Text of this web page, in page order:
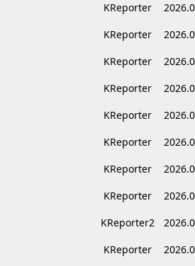
KReporter
KReporter
KReporter
KReporter
KReporter
KReporter
KReporter
KReporter
KReporter2
KReporter